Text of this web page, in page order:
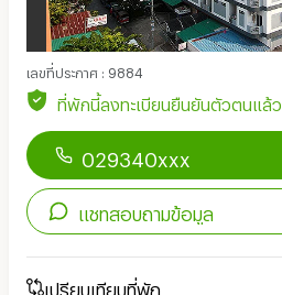
เลขที่ประกาศ : 9884
ที่พักนี้ลงทะเบียนยืนยันตัวตนแล้ว
029340xxx
แชทสอบถามข้อมูล
เปรียบเทียบที่พัก